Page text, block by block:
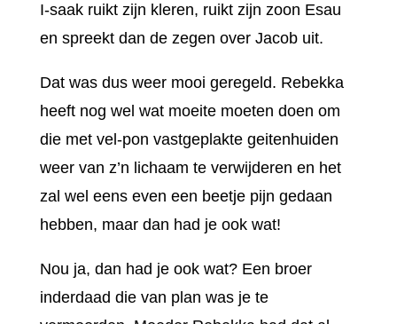
I-saak ruikt zijn kleren, ruikt zijn zoon Esau
en spreekt dan de zegen over Jacob uit.
Dat was dus weer mooi geregeld. Rebekka
heeft nog wel wat moeite moeten doen om
die met vel-pon vastgeplakte geitenhuiden
weer van z’n lichaam te verwijderen en het
zal wel eens even een beetje pijn gedaan
hebben, maar dan had je ook wat!
Nou ja, dan had je ook wat? Een broer
inderdaad die van plan was je te